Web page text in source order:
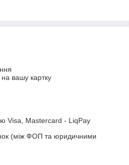
вашу картку
Visa, Mastercard - LiqPay
(між ФОП та юридичними